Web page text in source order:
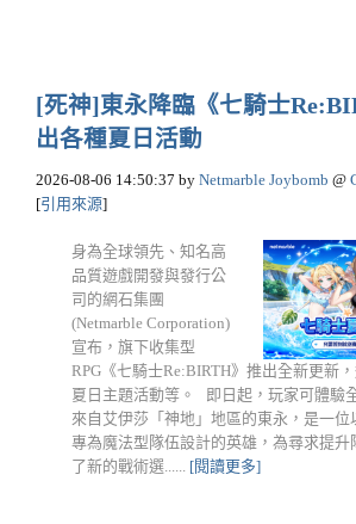
[死神]東永降臨《七騎士
出各種夏日活動
2026-08-06 14:50:37 by Netmarble Joybomb @
[引用來源]
身為全球領先、知名高
品質遊戲開發與發行公
司的網石集團
(Netmarble Corporation)
宣布，旗下收集型
RPG《七騎士Re:BIRTH》推出全新更新
夏日主題活動等。 即日起，玩家可體驗
來自艾伊莎「神地」地區的東永，是一位
專為魔法型隊伍設計的英雄，為尋求提升
了新的戰術選...... [閱讀更多]